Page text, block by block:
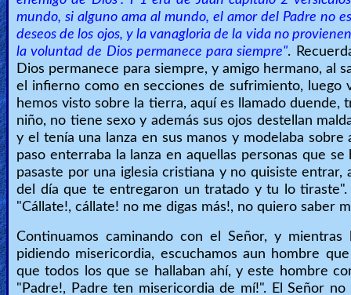
mundo, si alguno ama al mundo, el amor del Padre no
deseos de los ojos, y la vanagloria de la vida no
la voluntad de Dios permanece para siempre".
Dios permanece para siempre, y amigo hermano, al
el infierno como en secciones de sufrimiento,
hemos visto sobre la tierra, aquí es llamado
niño, no tiene sexo y además sus ojos destellan
y el tenía una lanza en sus manos y modelaba
paso enterraba la lanza en aquellas personas que
pasaste por una iglesia cristiana y no quisiste
del día que te entregaron un tratado y tu lo
"Cállate!, cállate! no me digas más!, no quiero saber
Continuamos caminando con el Señor, y
pidiendo misericordia, escuchamos aun hombre
que todos los que se hallaban ahí, y este hombre
"Padre!, Padre ten misericordia de mí!". El Señor